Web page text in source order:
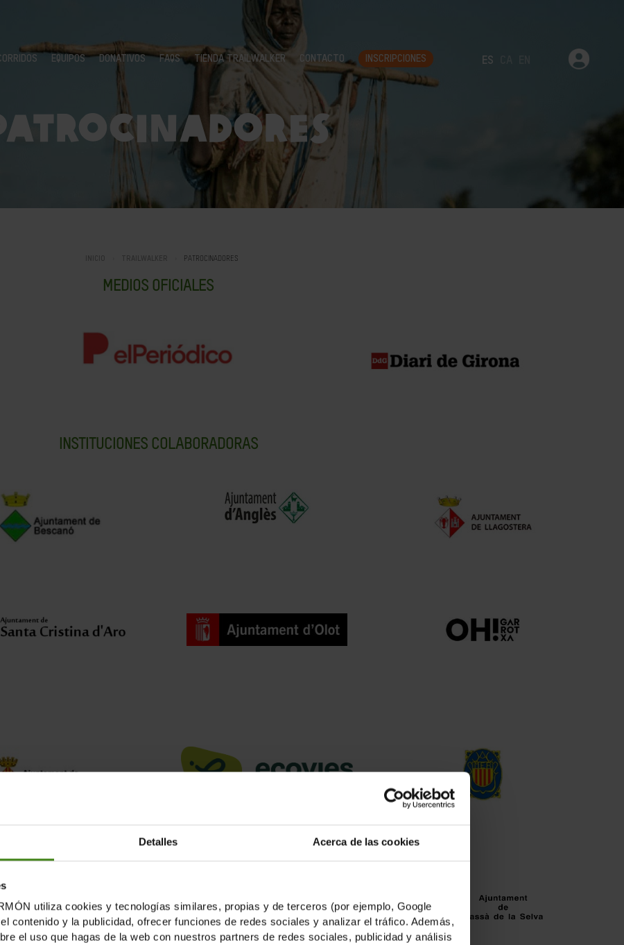
Detalles Acerca de las cookies
utiliza cookies y tecnologías similares, propias y de terceros (por ejemplo, Google
contenido y la publicidad, ofrecer funciones de redes sociales y analizar el tráfico. Además,
el uso que hagas de la web con nuestros partners de redes sociales, publicidad y análisis
EQUIPOS DONATIVOS FAQS TIENDA TRAILWALKER CONTACTO INSCRIPCIONES ES
PATROCINADORES
MEDIOS OFICIALES
INSTITUCIONES COLABORADORAS